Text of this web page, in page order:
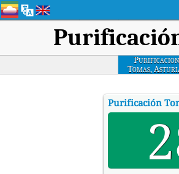
Purificacion
Tomas,
Purificación